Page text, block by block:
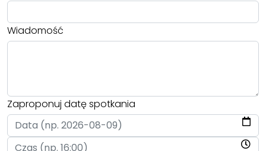
Wiadomość
Zaproponuj datę spotkania